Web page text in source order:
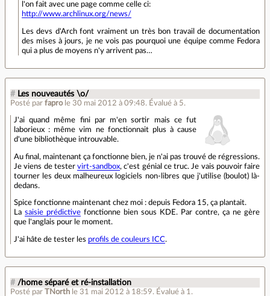
l'on fait avec une page comme celle ci:
http://www.archlinux.org/news/
Les devs d'Arch font vraiment un très bon travail de documentation
des mises à jours, je ne vois pas pourquoi une équipe comme Fedora
qui a plus de moyens n'y arrivent pas…
# Les nouveautés \o/
Posté par fapro le 30 mai 2012 à 09:48. Évalué à 5.
J'ai quand même fini par m'en sortir mais ce fut
laborieux : même vim ne fonctionnait plus à cause
d'une bibliothèque introuvable.
Au final, maintenant ça fonctionne bien, je n'ai pas trouvé de régressions.
Je viens de tester virt-sandbox, c'est génial ce truc. Je vais pouvoir faire
tourner les deux malheureux logiciels non-libres que j'utilise (boulot) là-
dedans.
Spice fonctionne maintenant chez moi : depuis Fedora 15, ça plantait.
La saisie prédictive fonctionne bien sous KDE. Par contre, ça ne gère
que l'anglais pour le moment.
J'ai hâte de tester les profils de couleurs ICC.
# /home séparé et ré-installation
Posté par TNorth le 31 mai 2012 à 18:59. Évalué à 1 .